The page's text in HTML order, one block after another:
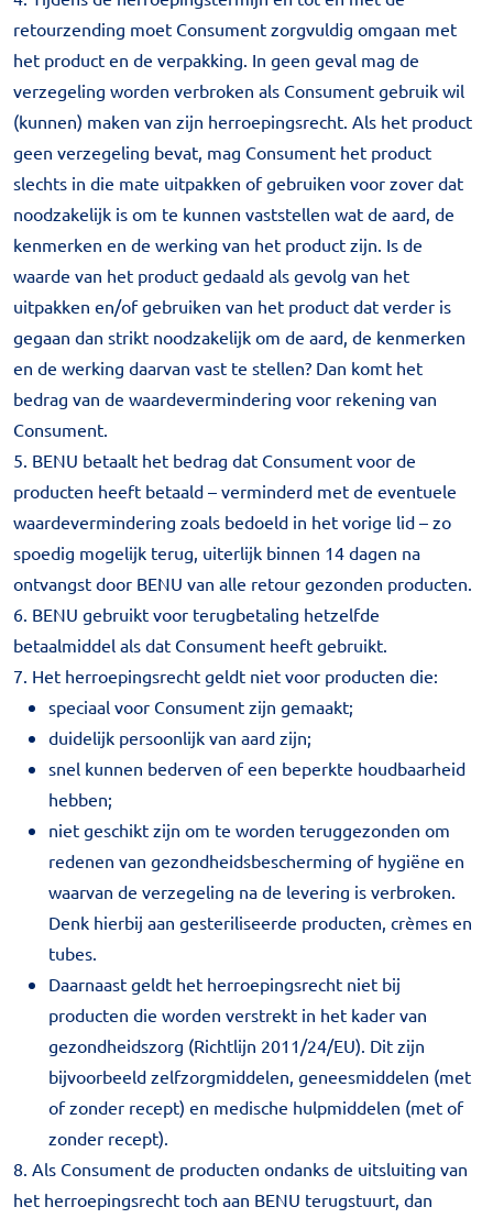
retourzending moet Consument zorgvuldig omgaan met
het product en de verpakking. In geen geval mag de
verzegeling worden verbroken als Consument gebruik wil
(kunnen) maken van zijn herroepingsrecht. Als het product
geen verzegeling bevat, mag Consument het product
slechts in die mate uitpakken of gebruiken voor zover dat
noodzakelijk is om te kunnen vaststellen wat de aard, de
kenmerken en de werking van het product zijn. Is de
waarde van het product gedaald als gevolg van het
uitpakken en/of gebruiken van het product dat verder is
gegaan dan strikt noodzakelijk om de aard, de kenmerken
en de werking daarvan vast te stellen? Dan komt het
bedrag van de waardevermindering voor rekening van
Consument.
5. BENU betaalt het bedrag dat Consument voor de
producten heeft betaald – verminderd met de eventuele
waardevermindering zoals bedoeld in het vorige lid – zo
spoedig mogelijk terug, uiterlijk binnen 14 dagen na
ontvangst door BENU van alle retour gezonden producten.
6. BENU gebruikt voor terugbetaling hetzelfde
betaalmiddel als dat Consument heeft gebruikt.
7. Het herroepingsrecht geldt niet voor producten die:
speciaal voor Consument zijn gemaakt;
duidelijk persoonlijk van aard zijn;
snel kunnen bederven of een beperkte houdbaarheid
hebben;
niet geschikt zijn om te worden teruggezonden om
redenen van gezondheidsbescherming of hygiëne en
waarvan de verzegeling na de levering is verbroken.
Denk hierbij aan gesteriliseerde producten, crèmes en
tubes.
Daarnaast geldt het herroepingsrecht niet bij
producten die worden verstrekt in het kader van
gezondheidszorg (Richtlijn 2011/24/EU). Dit zijn
bijvoorbeeld zelfzorgmiddelen, geneesmiddelen (met
of zonder recept) en medische hulpmiddelen (met of
zonder recept).
8. Als Consument de producten ondanks de uitsluiting van
het herroepingsrecht toch aan BENU terugstuurt, dan